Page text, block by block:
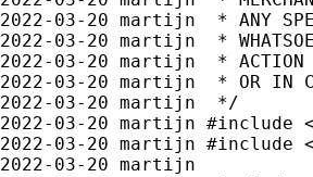
2022-03-20 martijn
2022-03-20 martijn
2022-03-20 martijn
2022-03-20 martijn
2022-03-20 martijn
2022-03-20 martijn
2022-03-20 martijn
2022-03-20 martijn